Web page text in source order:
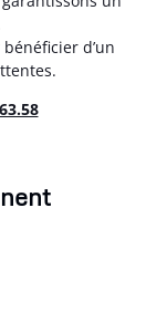
d’un